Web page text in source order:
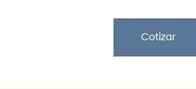
Cotizar